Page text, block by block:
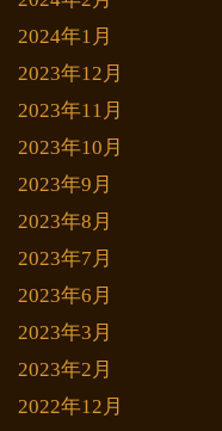
2024年1月
2023年12月
2023年11月
2023年10月
2023年9月
2023年8月
2023年7月
2023年6月
2023年3月
2023年2月
2022年12月